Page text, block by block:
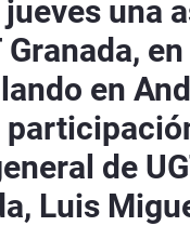
una
en
de
Luis